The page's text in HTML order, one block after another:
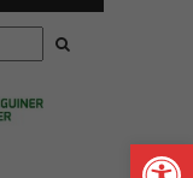
Ouvrir